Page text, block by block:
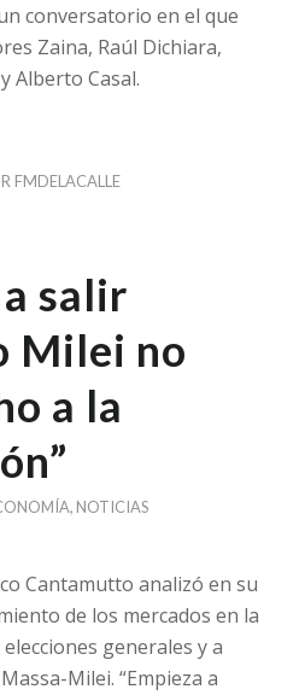
conversatorio en el que
Zaina, Raúl Dichiara,
Alberto Casal.
FMDELACALLE
salir
Milei no
a la
, NOTICIAS
Cantamutto analizó en su
de los mercados en la
generales y a
Milei. “Empieza a